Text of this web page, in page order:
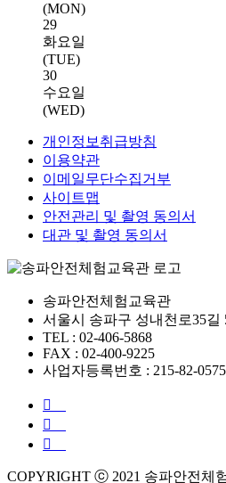
(MON)
29
화요일
(TUE)
30
수요일
(WED)
개인정보취급방침
이용약관
이메일무단수집거부
사이트맵
안전관리 및 촬영 동의서
대관 및 촬영 동의서
송파안전체험교육관
서울시 송파구 성내천로35
TEL : 02-406-5868
FAX : 02-400-9225
사업자등록번호 : 215-82-
COPYRIGHT ⓒ 2021 송파안전체